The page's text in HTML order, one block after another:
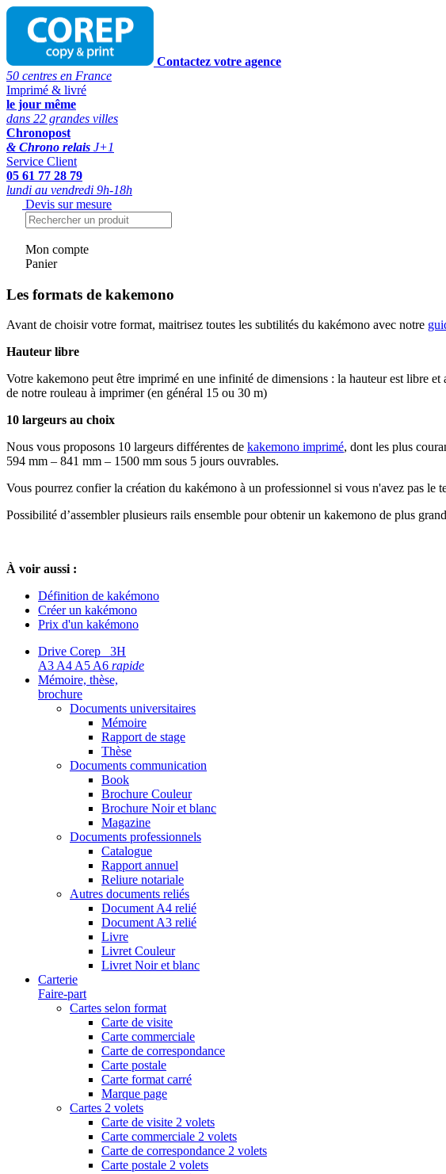
Contactez votre agence
50 centres en France
Imprimé & livré
le jour même
dans 22 grandes villes
Chronopost
& Chrono relais J+1
Service Client
05 61 77 28 79
lundi au vendredi 9h-18h
Devis sur mesure
Mon compte
Panier
Les formats de kakemono
Avant de choisir votre format, maitrisez toutes les subtilités du kakémono avec notre
Hauteur libre
Votre kakemono peut être imprimé en une infinité de dimensions : la hauteur est libre
de notre rouleau à imprimer (en général 15 ou 30 m)
10 largeurs au choix
Nous vous proposons 10 largeurs différentes de kakemono imprimé, dont les plus
594 mm – 841 mm – 1500 mm sous 5 jours ouvrables.
Vous pourrez confier la création du kakémono à un professionnel si vous n'avez pas le
Possibilité d’assembler plusieurs rails ensemble pour obtenir un kakemono de plus
À voir aussi :
Définition de kakémono
Créer un kakémono
Prix d'un kakémono
Drive Corep 3H
A3 A4 A5 A6 rapide
Mémoire, thèse,
brochure
Documents universitaires
Mémoire
Rapport de stage
Thèse
Documents communication
Book
Brochure Couleur
Brochure Noir et blanc
Magazine
Documents professionnels
Catalogue
Rapport annuel
Reliure notariale
Autres documents reliés
Document A4 relié
Document A3 relié
Livre
Livret Couleur
Livret Noir et blanc
Carterie
Faire-part
Cartes selon format
Carte de visite
Carte commerciale
Carte de correspondance
Carte postale
Carte format carré
Marque page
Cartes 2 volets
Carte de visite 2 volets
Carte commerciale 2 volets
Carte de correspondance 2 volets
Carte postale 2 volets